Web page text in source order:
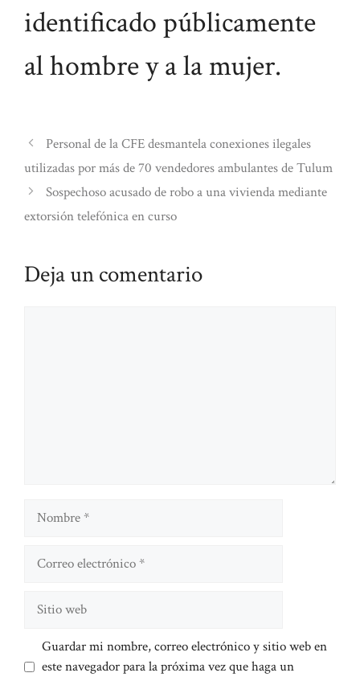
identificado públicamente
al hombre y a la mujer.
Personal de la CFE desmantela conexiones ilegales
utilizadas por más de 70 vendedores ambulantes de Tulum
Sospechoso acusado de robo a una vivienda mediante
extorsión telefónica en curso
Deja un comentario
Nombre
Guardar mi nombre, correo electrónico y sitio web en
este navegador para la próxima vez que haga un